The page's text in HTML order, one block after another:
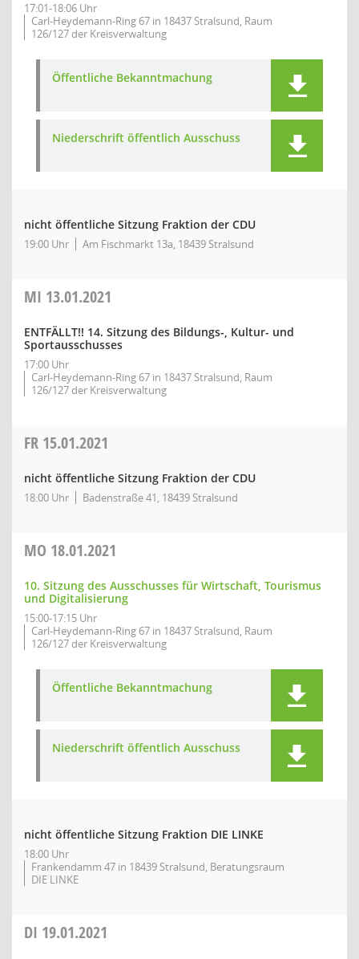
17:01-18:06 Uhr
Carl-Heydemann-Ring 67 in 18437 Stralsund, Raum
126/127 der Kreisverwaltung
Öffentliche Bekanntmachung
Niederschrift öffentlich Ausschuss
nicht öffentliche Sitzung Fraktion der CDU
19:00 Uhr Am Fischmarkt 13a, 18439 Stralsund
MI 13.01.2021
ENTFÄLLT!! 14. Sitzung des Bildungs-, Kultur- und
Sportausschusses
17:00 Uhr
Carl-Heydemann-Ring 67 in 18437 Stralsund, Raum
126/127 der Kreisverwaltung
FR 15.01.2021
nicht öffentliche Sitzung Fraktion der CDU
18:00 Uhr Badenstraße 41, 18439 Stralsund
MO 18.01.2021
10. Sitzung des Ausschusses für Wirtschaft, Tourismus
und Digitalisierung
15:00-17:15 Uhr
Carl-Heydemann-Ring 67 in 18437 Stralsund, Raum
126/127 der Kreisverwaltung
Öffentliche Bekanntmachung
Niederschrift öffentlich Ausschuss
nicht öffentliche Sitzung Fraktion DIE LINKE
18:00 Uhr
Frankendamm 47 in 18439 Stralsund, Beratungsraum
DIE LINKE
DI 19.01.2021